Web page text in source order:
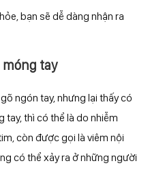
bạn sẽ dễ dàng nhận ra
móng tay
ngón tay, nhưng lại thấy có
thì có thể là do nhiễm
còn được gọi là viêm nội
có thể xảy ra ở những người